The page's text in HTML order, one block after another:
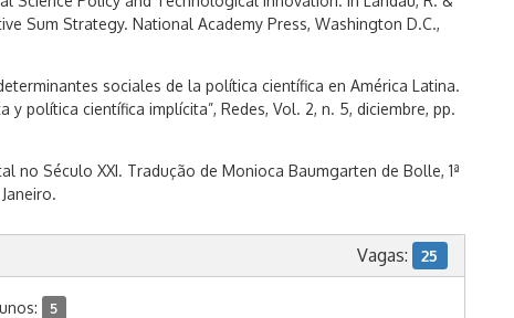
Sum Strategy. National Academy Press, Washington D.C.,
sociales de la política científica en América Latina.
y política científica implícita”, Redes, Vol. 2, n. 5, diciembre, pp.
no Século XXI. Tradução de Monioca Baumgarten de Bolle, 1ª
Vagas: 25
5